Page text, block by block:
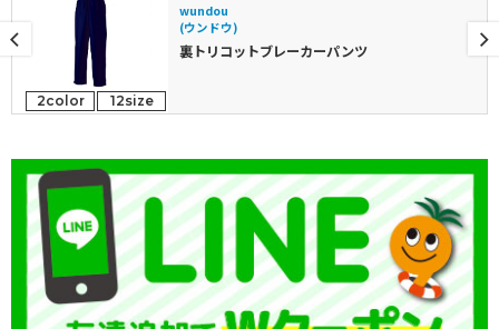
2color 12size
wundou
(ウンドウ)
裏トリコットブレーカーパンツ